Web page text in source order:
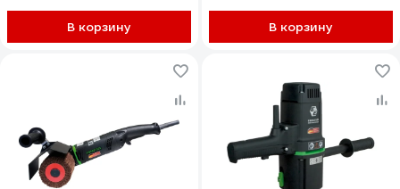
В корзину В корзину